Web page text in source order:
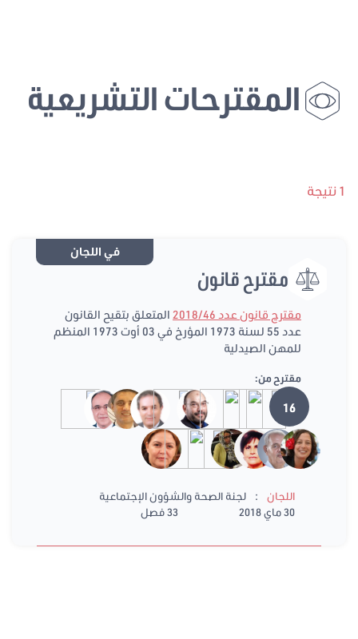
المقترحات التشريعية
1 نتيجة
في اللجان
مقترح قانون
مقترح قانون عدد 2018/46
المتعلق بتقيح القانون
عدد 55 لسنة 1973 المؤرخ في 03 أوت 1973 المنظم
للمهن الصيدلية
مقترح من:
16
اللجان :
لجنة الصحة والشؤون الإجتماعية
30 ماي 2018
33 فصل